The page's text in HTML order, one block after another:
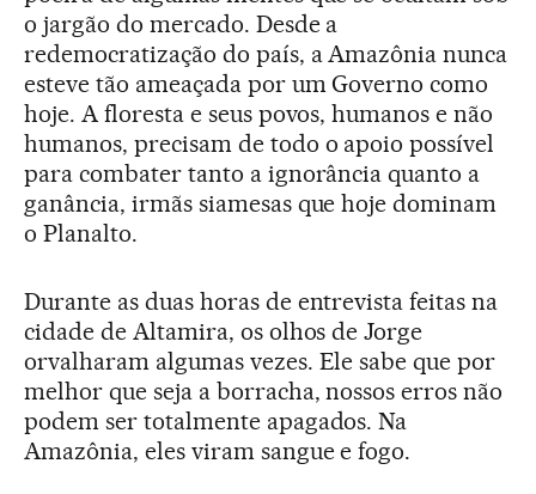
o jargão do mercado. Desde a
redemocratização do país, a Amazônia nunca
esteve tão ameaçada por um Governo como
hoje. A floresta e seus povos, humanos e não
humanos, precisam de todo o apoio possível
para combater tanto a ignorância quanto a
ganância, irmãs siamesas que hoje dominam
o Planalto.
Durante as duas horas de entrevista feitas na
cidade de Altamira, os olhos de Jorge
orvalharam algumas vezes. Ele sabe que por
melhor que seja a borracha, nossos erros não
podem ser totalmente apagados. Na
Amazônia, eles viram sangue e fogo.